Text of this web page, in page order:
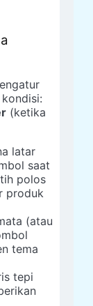
(ketika
latar
saat
polos
produk
(atau
tema
tepi